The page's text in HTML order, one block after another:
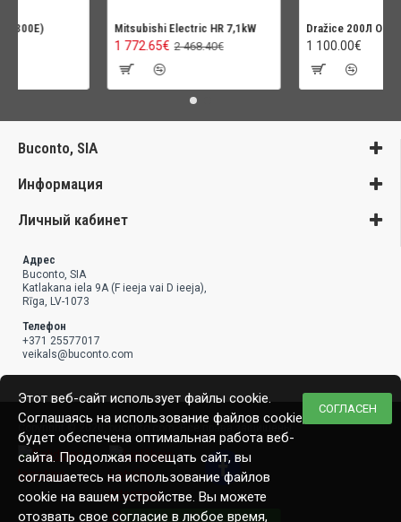
Mitsubishi Electric HR 7,1kW
1 772.65€ 2 468.40€
Dražice 200Л
1 100.00€
Buconto, SIA
Информация
Личный кабинет
Адрес
Buconto, SIA
Katlakana iela 9A (F ieeja vai D ieeja),
Rīga, LV-1073
Телефон
+371 25577017
veikals@buconto.com
Copyright © 2020, buconto.com. Все права защищены
СОГЛАСЕН
Этот веб-сайт использует файлы cookie.
Соглашаясь на использование файлов cookie,
будет обеспечена оптимальная работа веб-
сайта. Продолжая посещать сайт, вы
соглашаетесь на использование файлов
cookie на вашем устройстве. Вы можете
отозвать свое согласие в любое время,